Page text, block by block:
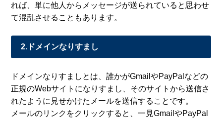
れば、単に他人からメッセージが送られていると思わせ
て混乱させることもあります。
2.ドメインなりすまし
ドメインなりすましとは、誰かがGmailやPayPalなどの
正規のWebサイトになりすまし、そのサイトから送信さ
れたように見せかけたメールを送信することです。
メールのリンクをクリックすると、一見GmailやPayPal